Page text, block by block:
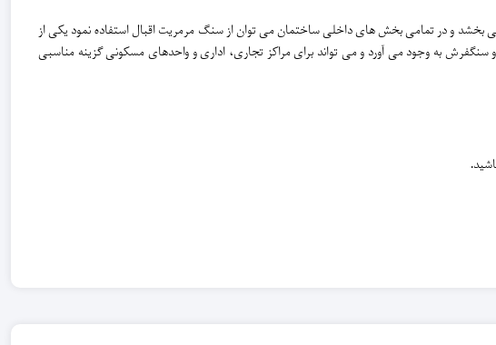
بخشد و در تمامی بخش های داخلی ساختمان می توان از سنگ مرمریت اقبال استفاده نمود یکی از
به وجود می آورد و می تواند برای مراکز تجاری، اداری و واحدهای مسکونی گزینه مناسبی